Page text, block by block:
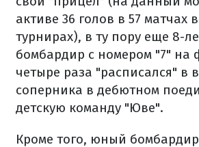
активе 36 голов в 57 матчах
турнирах), в ту пору еще 8-
бомбардир с номером "7" на
четыре раза "расписался" в
соперника в дебютном
детскую команду "Юве".
Кроме того, юный